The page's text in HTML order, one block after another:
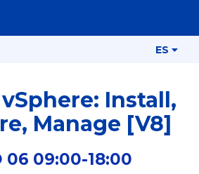
ES
Install,
Manage [V8]
06 09:00-18:00